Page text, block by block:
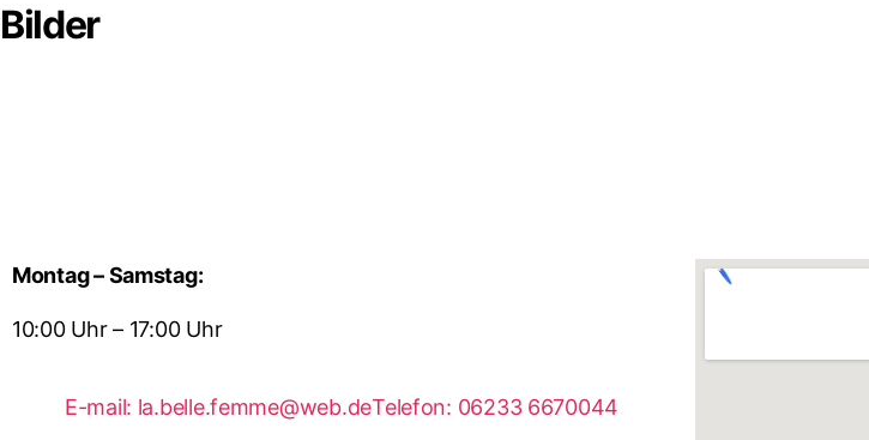
Bilder
Montag – Samstag:
10:00 Uhr – 17:00 Uhr
E-mail: la.belle.femme@web.deTelefon: 06233 6670044